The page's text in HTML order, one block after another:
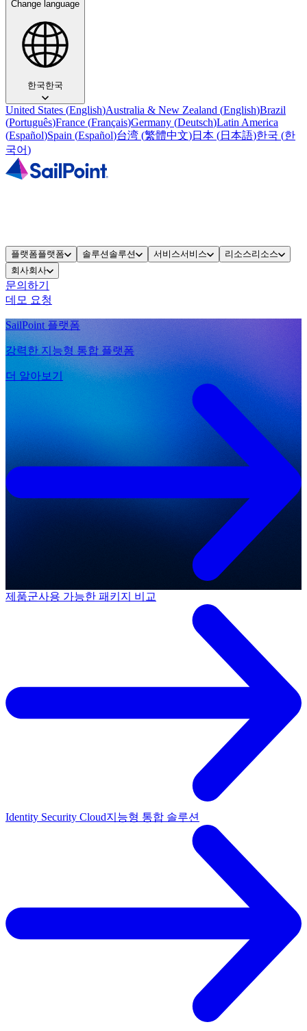
Change language
한국한국
United States (English)Australia & New Zealand (English)Brazil
(Português)France (Français)Germany (Deutsch)Latin America
(Español)Spain (Español)台湾 (繁體中文)日本 (日本語)한국 (한
국어)
플랫폼플랫폼 솔루션 솔루션 서비스서비스 리소스리소스
회사회사
문의하기
데모 요청
SailPoint 플랫폼
강력한 지능형 통합 플랫폼
더 알아보기
제품군사용 가능한 패키지 비교
Identity Security Cloud지능형 통합 솔루션